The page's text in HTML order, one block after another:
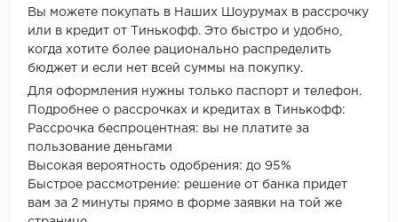
Вы можете покупать в Наших Шоурумах в рассрочку
или в кредит от Тинькофф. Это быстро и удобно,
когда хотите более рационально распределить
бюджет и если нет всей суммы на покупку.
Для оформления нужны только паспорт и телефон.
Подробнее о рассрочках и кредитах в Тинькофф:
Рассрочка беспроцентная: вы не платите за
пользование деньгами
Высокая вероятность одобрения: до 95%
Быстрое рассмотрение: решение от банка придет
вам за 2 минуты прямо в форме заявки на той же